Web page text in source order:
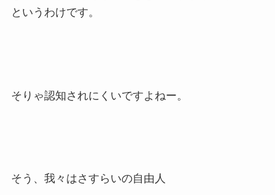
というわけです。
そりゃ認知されにくいですよねー。
そう、我々はさすらいの自由人